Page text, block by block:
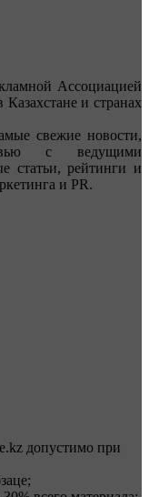
Ассоциацией
и странах
свежие новости,
с ведущими
статьи, рейтинги и
и PR.
допустимо при